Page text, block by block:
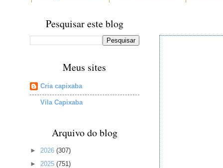
Pesquisar este blog
Meus sites
Cria capixaba
Vila Capixaba
Arquivo do blog
► 2026 (307)
► 2025 (751)